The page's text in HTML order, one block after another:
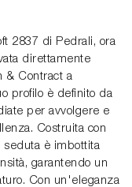
2837 di Pedrali, ora
direttamente
& Contract a
profilo è definito da
per avvolgere e
Costruita con
seduta è imbottita
garantendo un
Con un'eleganza